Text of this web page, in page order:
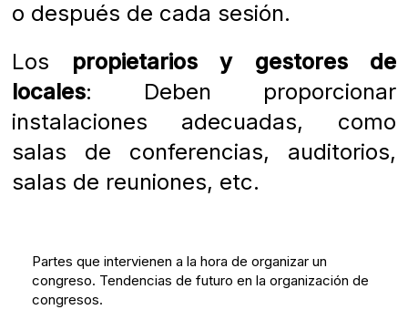
o después de cada sesión.
Los propietarios y gestores de
locales: Deben proporcionar
instalaciones adecuadas, como
salas de conferencias, auditorios,
salas de reuniones, etc.
Partes que intervienen a la hora de organizar un
congreso. Tendencias de futuro en la organización de
congresos.